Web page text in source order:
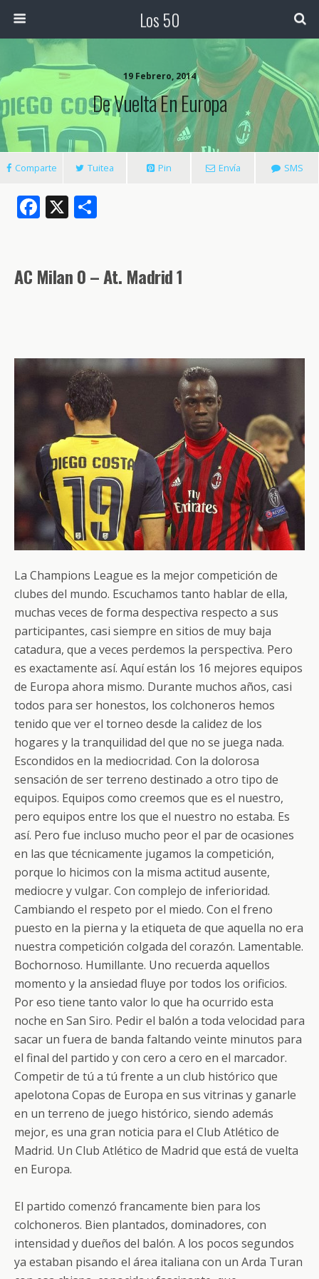
Los 50
19 Febrero, 2014
De Vuelta En Europa
Comparte Tuitea Pin Envía SMS
F
b
X
p
AC Milan 0 – At. Madrid 1
La Champions League es la mejor competición de
clubes del mundo. Escuchamos tanto hablar de ella,
muchas veces de forma despectiva respecto a sus
participantes, casi siempre en sitios de muy baja
catadura, que a veces perdemos la perspectiva. Pero
es exactamente así. Aquí están los 16 mejores equipos
de Europa ahora mismo. Durante muchos años, casi
todos para ser honestos, los colchoneros hemos
tenido que ver el torneo desde la calidez de los
hogares y la tranquilidad del que no se juega nada.
Escondidos en la mediocridad. Con la dolorosa
sensación de ser terreno destinado a otro tipo de
equipos. Equipos como creemos que es el nuestro,
pero equipos entre los que el nuestro no estaba. Es
así. Pero fue incluso mucho peor el par de ocasiones
en las que técnicamente jugamos la competición,
porque lo hicimos con la misma actitud ausente,
mediocre y vulgar. Con complejo de inferioridad.
Cambiando el respeto por el miedo. Con el freno
puesto en la pierna y la etiqueta de que aquella no era
nuestra competición colgada del corazón. Lamentable.
Bochornoso. Humillante. Uno recuerda aquellos
momento y la ansiedad fluye por todos los orificios.
Por eso tiene tanto valor lo que ha ocurrido esta
noche en San Siro. Pedir el balón a toda velocidad para
sacar un fuera de banda faltando veinte minutos para
el final del partido y con cero a cero en el marcador.
Competir de tú a tú frente a un club histórico que
apelotona Copas de Europa en sus vitrinas y ganarle
en un terreno de juego histórico, siendo además
mejor, es una gran noticia para el Club Atlético de
Madrid. Un Club Atlético de Madrid que está de vuelta
en Europa.
El partido comenzó francamente bien para los
colchoneros. Bien plantados, dominadores, con
intensidad y dueños del balón. A los pocos segundos
ya estaban pisando el área italiana con un Arda Turan